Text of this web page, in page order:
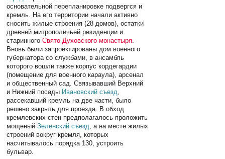
основательной перепланировке подвергся и
кремль. На его территории начали активно
сносить жилые строения (28 домов), остатки
древней митрополичьей резиденции и
старинногоСвято-Духовского монастыря.
Вновь были запроектированы дом военного
губернатора со службами, в ансамбль
которого вошли также корпус кордегардии
(помещение для военного караула), арсенал
и общественный сад. Связывавший Верхний
и Нижний посады Ивановский съезд,
рассекавший кремль на две части, было
решено закрыть для проезда. В обход
кремлевских стен предполагалось проложить
мощеныйЗеленский съезд, а на месте жилых
строений вокруг кремля, которых
насчитывалось порядка 130, устроить
бульвар.